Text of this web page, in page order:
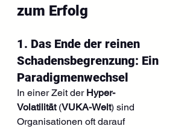
zum Erfolg
1. Das Ende der reinen
Schadensbegrenzung: Ein
Paradigmenwechsel
In einer Zeit der Hyper-
Volatilität (VUKA-Welt) sind
Organisationen oft darauf